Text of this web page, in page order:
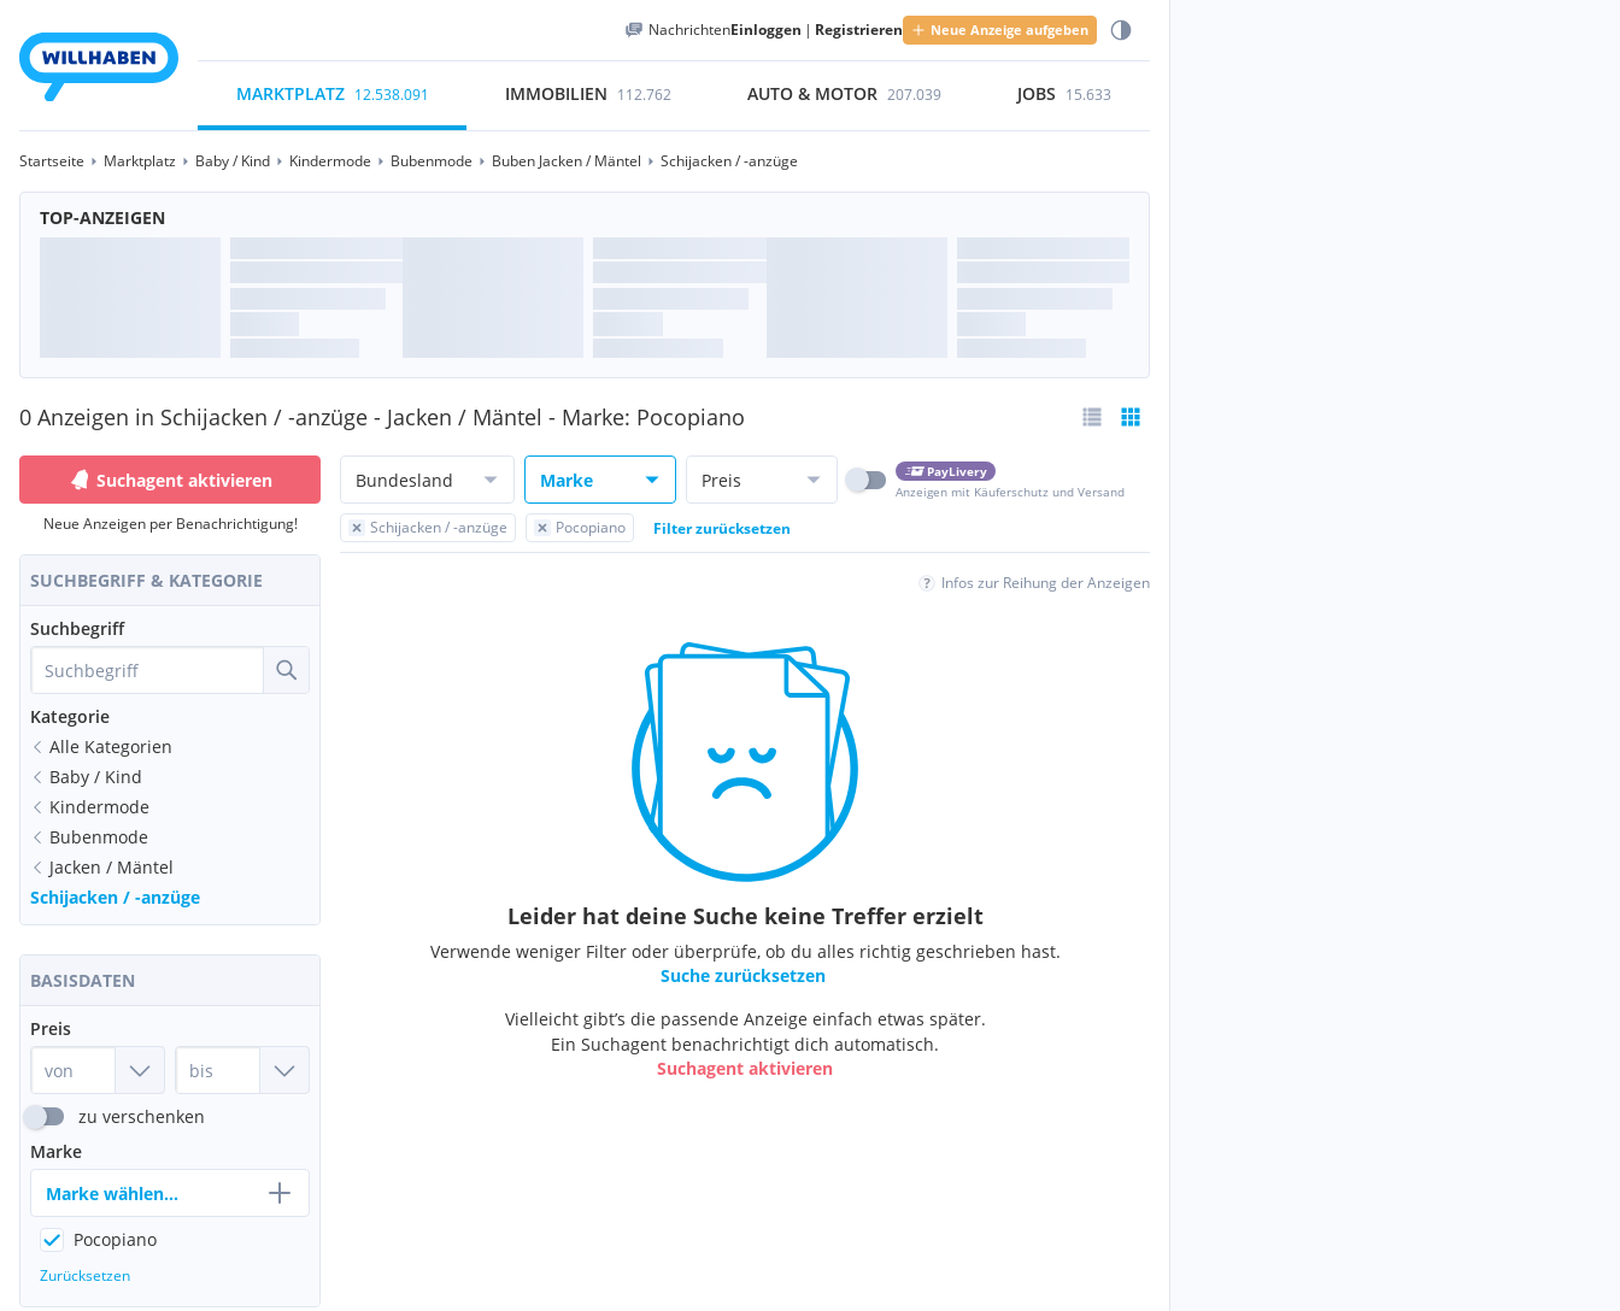
NachrichtenEinloggen | Registrieren Neue Anzeige aufgeben
MARKTPLATZ 12.538.091 IMMOBILIEN 112.762 AUTO & MOTOR 207.039 JOBS 15.633
Startseite Marktplatz Baby / Kind Kindermode Bubenmode Buben Jacken / Mäntel Schijacken / -anzüge
TOP-ANZEIGEN
0 Anzeigen in Schijacken / -anzüge - Jacken / Mäntel - Marke: Pocopiano
Suchagent aktivieren
Neue Anzeigen per Benachrichtigung!
SUCHBEGRIFF & KATEGORIE
Suchbegriff
Kategorie
Alle Kategorien
Baby / Kind
Kindermode
Bubenmode
Jacken / Mäntel
Schijacken / -anzüge
BASISDATEN
Preis
zu verschenken
Marke
Marke wählen...
Pocopiano
Zurücksetzen
Bundesland Marke Preis
PayLivery
Anzeigen mit Käuferschutz und Versand
Schijacken / -anzüge Pocopiano Filter zurücksetzen
Infos zur Reihung der Anzeigen
Leider hat deine Suche keine Treffer erzielt
Verwende weniger Filter oder überprüfe, ob du alles richtig geschrieben hast.
Suche zurücksetzen
Vielleicht gibt’s die passende Anzeige einfach etwas später.
Ein Suchagent benachrichtigt dich automatisch.
Suchagent aktivieren